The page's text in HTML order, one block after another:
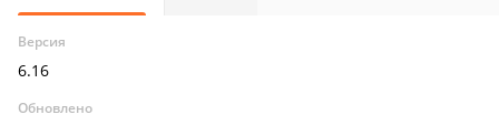
Версия
6.16
Обновлено